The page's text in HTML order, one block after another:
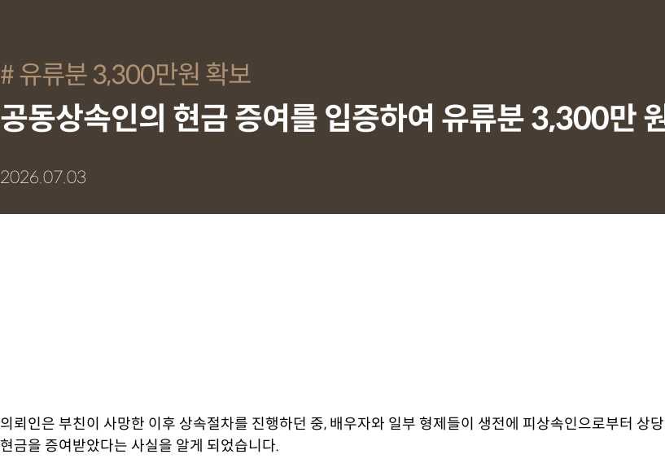
유류분 3,300만원 확보
공동상속인의 현금 증여를 입증하여 유류분 3,300만
2026.07.03
의뢰인은 부친이 사망한 이후 상속절차를 진행하던 중, 배우자와 일부 형제들이 생전에 피상속인으로부터 상
현금을 증여받았다는 사실을 알게 되었습니다.